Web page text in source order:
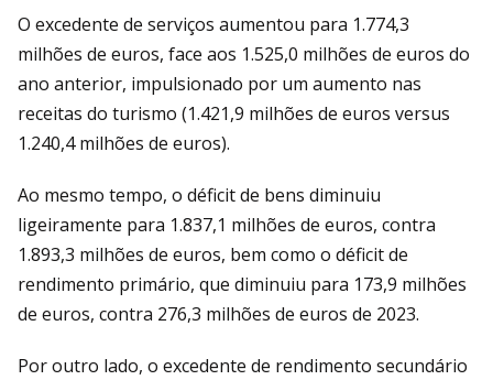
O excedente de serviços aumentou para 1.774,3
milhões de euros, face aos 1.525,0 milhões de euros do
ano anterior, impulsionado por um aumento nas
receitas do turismo (1.421,9 milhões de euros versus
1.240,4 milhões de euros).
Ao mesmo tempo, o déficit de bens diminuiu
ligeiramente para 1.837,1 milhões de euros, contra
1.893,3 milhões de euros, bem como o déficit de
rendimento primário, que diminuiu para 173,9 milhões
de euros, contra 276,3 milhões de euros de 2023.
Por outro lado, o excedente de rendimento secundário